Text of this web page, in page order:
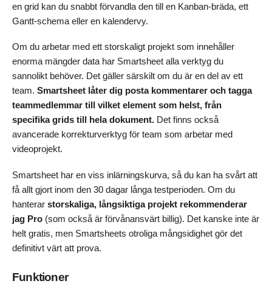
en grid kan du snabbt förvandla den till en Kanban-bräda, ett
Gantt-schema eller en kalendervy.
Om du arbetar med ett storskaligt projekt som innehåller
enorma mängder data har Smartsheet alla verktyg du
sannolikt behöver. Det gäller särskilt om du är en del av ett
team. Smartsheet låter dig posta kommentarer och tagga
teammedlemmar till vilket element som helst, från
specifika grids till hela dokument. Det finns också
avancerade korrekturverktyg för team som arbetar med
videoprojekt.
Smartsheet har en viss inlärningskurva, så du kan ha svårt att
få allt gjort inom den 30 dagar långa testperioden. Om du
hanterar storskaliga, långsiktiga projekt rekommenderar
jag Pro (som också är förvånansvärt billig). Det kanske inte är
helt gratis, men Smartsheets otroliga mångsidighet gör det
definitivt värt att prova.
Funktioner